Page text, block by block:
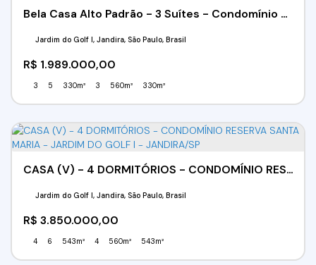
Bela Casa Alto Padrão - 3 Suítes - Condomínio Santa Maria -Jardim do Golf I - Jandira/SP
R$ 1.989.000,00
Jardim do Golf I, Jandira, São Paulo, Brasil
3 5 330m² 3 560m² 330m²
CASA (V) - 4 DORMITÓRIOS - CONDOMÍNIO RESERVA SANTA MARIA - JARDIM DO GOLF I - JANDIRA/SP
R$ 3.850.000,00
Jardim do Golf I, Jandira, São Paulo, Brasil
4 6 543m² 4 560m² 543m²